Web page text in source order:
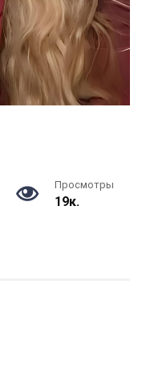
Просмотры
19к.